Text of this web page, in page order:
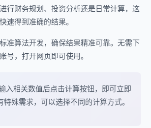
行财务规划、投资分析还是日常计算，这
速得到准确的结果。
准算法开发，确保结果精准可靠。无需下
号，打开网页即可使用。
入相关数值后点击计算按钮，即可立即
特殊需求，可以选择不同的计算方式。